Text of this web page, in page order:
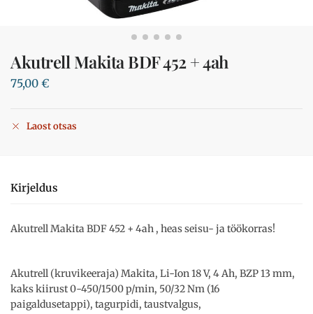
Akutrell Makita BDF 452 + 4ah
75,00 €
Laost otsas
Kirjeldus
Akutrell Makita BDF 452 + 4ah , heas seisu- ja töökorras!
Akutrell (kruvikeeraja) Makita, Li-Ion 18 V, 4 Ah, BZP 13 mm,
kaks kiirust 0-450/1500 p/min, 50/32 Nm (16
paigaldusetappi), tagurpidi, taustvalgus,